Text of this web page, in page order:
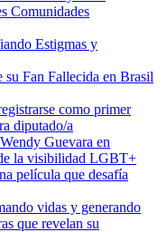
Comunidades
Estigmas y
Fan Fallecida en Brasil
como primer
diputado/a
Guevara en
la visibilidad LGBT+
película que desafía
vidas y generando
que revelan su